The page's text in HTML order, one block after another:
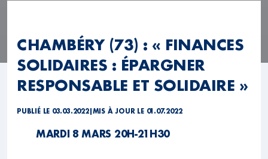
CHAMBÉRY (73) : « FINANCES
SOLIDAIRES : ÉPARGNER
RESPONSABLE ET SOLIDAIRE »
PUBLIÉ LE 03.03.2022| MIS À JOUR LE 01.07.2022
MARDI 8 MARS 20H-21H30